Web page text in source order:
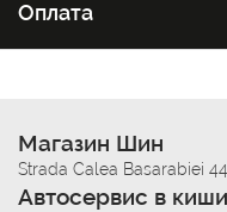
Оплата
Магазин Шин
Strada Calea Basarabiei 44
Автосервис в